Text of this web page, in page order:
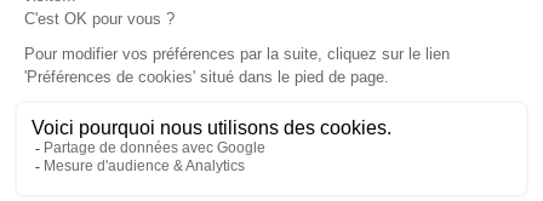
Pouce en nubuck : Pour une meilleure résistance à l'usure et un
confort supplémentaire.
Prix et descriptifs sous réserve de disponibilité au magasin
comprises.